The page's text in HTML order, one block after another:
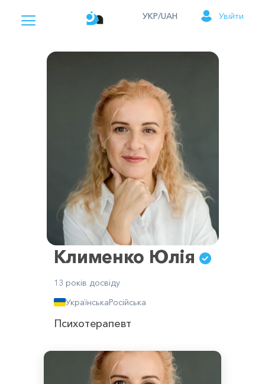
УКР/UAH Увійти
Клименко Юлія
13 років досвіду
УкраїнськаРосійська
Психотерапевт